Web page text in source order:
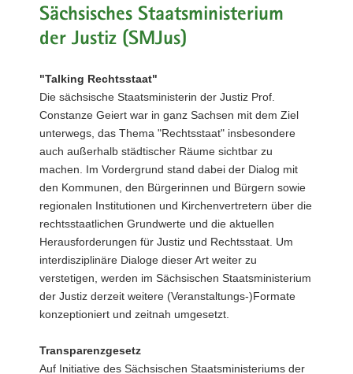
Sächsisches Staatsministerium
der Justiz (SMJus)
"Talking Rechtsstaat"
Die sächsische Staatsministerin der Justiz Prof.
Constanze Geiert war in ganz Sachsen mit dem Ziel
unterwegs, das Thema "Rechtsstaat" insbesondere
auch außerhalb städtischer Räume sichtbar zu
machen. Im Vordergrund stand dabei der Dialog mit
den Kommunen, den Bürgerinnen und Bürgern sowie
regionalen Institutionen und Kirchenvertretern über die
rechtsstaatlichen Grundwerte und die aktuellen
Herausforderungen für Justiz und Rechtsstaat. Um
interdisziplinäre Dialoge dieser Art weiter zu
verstetigen, werden im Sächsischen Staatsministerium
der Justiz derzeit weitere (Veranstaltungs-)Formate
konzeptioniert und zeitnah umgesetzt.
Transparenzgesetz
Auf Initiative des Sächsischen Staatsministeriums der